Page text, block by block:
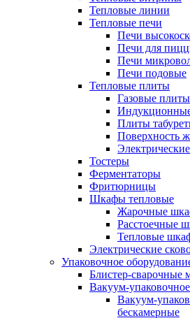
Тепловые линии
Тепловые печи
Печи
Печи для
Печи
Печи подовые
Тепловые плиты
Газовые плиты
Плиты
Поверхность
Тостеры
Ферментаторы
Фритюрницы
Шкафы тепловые
Жарочные
Расстоечные
Тепловые
Электрические
Упаковочное
Блистер-сварочные
Вакуум-
Вакуум-
беcкамерные